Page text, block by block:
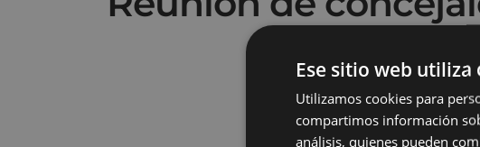
Ese sitio web utiliza
Utilizamos cookies para
compartimos información
análisis, quienes pueden